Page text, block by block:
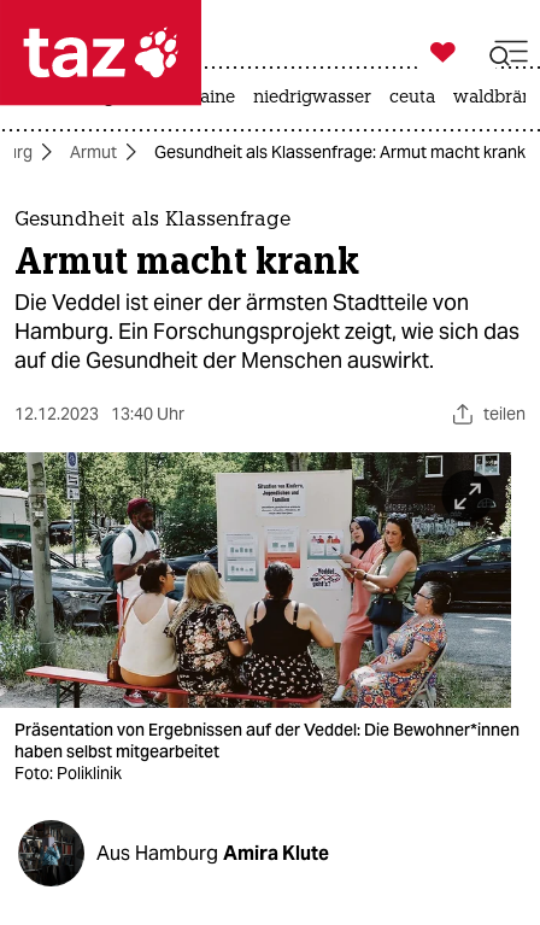
 taz zahl ich
taz zahl ich
themen
politik
öko
sport
berlin
nord
wahrheit
verlag
verlag
shop
fragen & hilfe

taz zahl ich
krieg in der ukraine niedrigwasser ceuta
Armut Gesundheit als Klassenfrage: Armut macht krank
Gesundheit als Klassenfrage
Armut macht krank
Die Veddel ist einer der ärmsten Stadtteile von
Hamburg. Ein Forschungsprojekt zeigt, wie sich das
auf die Gesundheit der Menschen auswirkt.
12.12.2023 13:40 Uhr teilen
Präsentation von Ergebnissen auf der Veddel: Die Bewohner*in­nen
haben selbst mitgearbeitet
Foto: Poliklinik
Aus Hamburg Amira Klute